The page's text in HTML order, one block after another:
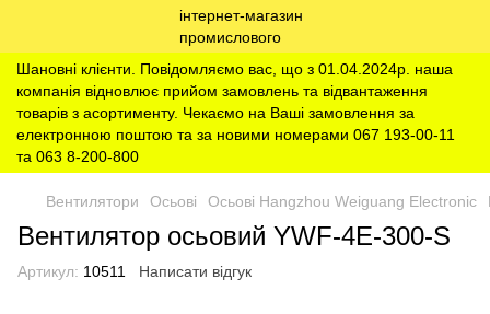
Шановні клієнти. Повідомляємо вас, що з 01.04.2024р. наша
компанія відновлює прийом замовлень та відвантаження
товарів з асортименту. Чекаємо на Ваші замовлення за
електронною поштою та за новими номерами 067 193-00-11
та 063 8-200-800
Вентилятори Осьові Осьові Hangzhou Weiguang Electronic
Вентилятор осьовий YWF-4E-300-S
Артикул: 10511 Написати відгук